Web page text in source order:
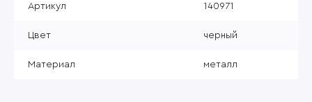
Артикул 140971
Цвет черный
Материал металл